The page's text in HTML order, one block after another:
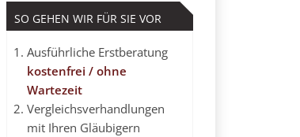
SO GEHEN WIR FÜR SIE VOR
Ausführliche Erstberatung
kostenfrei / ohne
Wartezeit
Vergleichsverhandlungen
mit Ihren Gläubigern